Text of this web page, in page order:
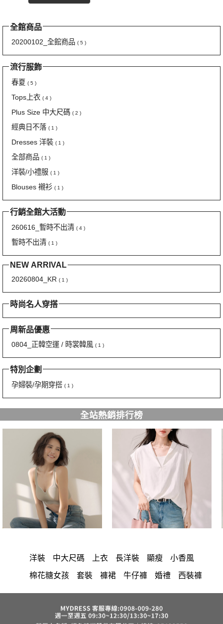
全館商品
20200102_全館商品 ( 5 )
流行服飾
春夏 ( 5 )
Tops上衣 ( 4 )
Plus Size 中大尺碼 ( 2 )
經典日不落 ( 1 )
Dresses 洋裝 ( 1 )
全部商品 ( 1 )
洋裝/小禮服 ( 1 )
Blouses 襯衫 ( 1 )
行銷全館大活動
260616_暫時不出清 ( 4 )
暫時不出清 ( 1 )
NEW ARRIVAL
20260804_KR ( 1 )
時尚名人穿搭
周新品優惠
0804_正韓空運 / 時裳韓風 ( 1 )
特別企劃
孕婦裝/孕期穿搭 ( 1 )
全站熱銷排行榜
洋裝 中大尺碼 上衣 長洋裝 顯瘦 小香風
棉花糖女孩 套裝 褲裙 牛仔褲 婚禮 西裝褲
長裙 雪紡 長褲 裙子 襯衫 短洋裝 正韓 洋裝
v領 針織 褲 內衣 裙 禮服